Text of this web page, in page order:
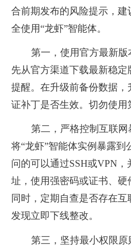
合前期发布的风险提示，
全使用“龙虾”智能体。
第一，使用官方最新版
先从官方渠道下载最新稳
提醒。在升级前备份数据
证补丁是否生效。切勿使用
第二，严格控制互联网
将“龙虾”智能体实例暴露到
问的可以通过SSH或VPN
址，使用强密码或证书、硬
同时，定期自查是否存在
发现立即下线整改。
第三，坚持最小权限原